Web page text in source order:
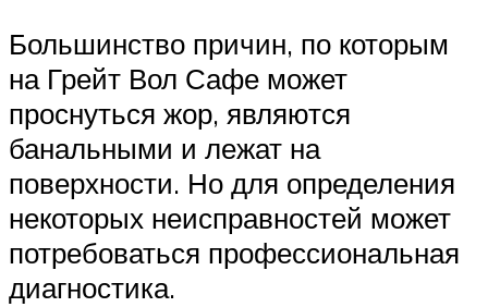
Большинство причин, по которым
на Грейт Вол Сафе может
проснуться жор, являются
банальными и лежат на
поверхности. Но для определения
некоторых неисправностей может
потребоваться профессиональная
диагностика.